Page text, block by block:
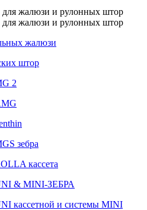
жалюзи и рулонных штор
жалюзи и рулонных штор
жалюзи
штор
2
зебра
кассета
& MINI-ЗЕБРА
кассетной и системы MINI